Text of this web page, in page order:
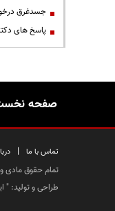
جسدغرق
پاسخ های
صفحه
تماس با ما |
تمام حقوق مادی
طراحی و تولید: "